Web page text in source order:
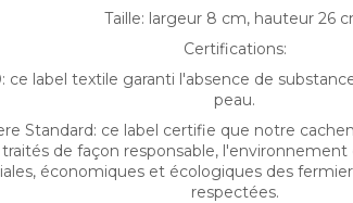
Taille: largeur 8 cm, hauteur 26
Certifications:
ce label textile garanti l'absence de
peau.
Standard: ce label certifie que notre
de façon responsable,
économiques et écologiques des
respectées.